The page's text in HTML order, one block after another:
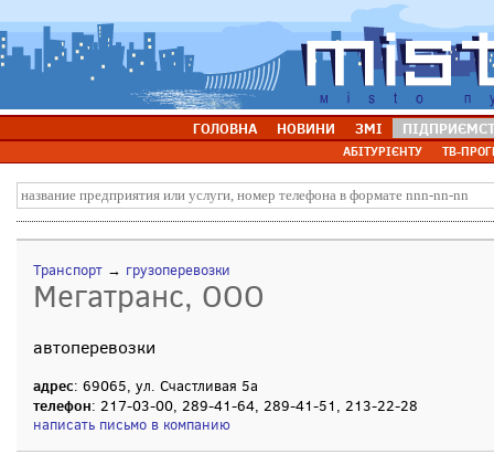
ГОЛОВНА НОВИНИ ЗМІ
АБІТУРІЄНТУ ТВ-
Транспорт → грузоперевозки
Мегатранс, ООО
автоперевозки
адрес: 69065, ул. Счастливая 5а
телефон: 217-03-00, 289-41-64, 289-41-51, 213-22-28
написать письмо в компанию